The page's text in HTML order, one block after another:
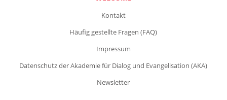
Kontakt
Häufig gestellte Fragen (FAQ)
Impressum
Datenschutz der Akademie für Dialog und Evangelisation (AKA)
Newsletter